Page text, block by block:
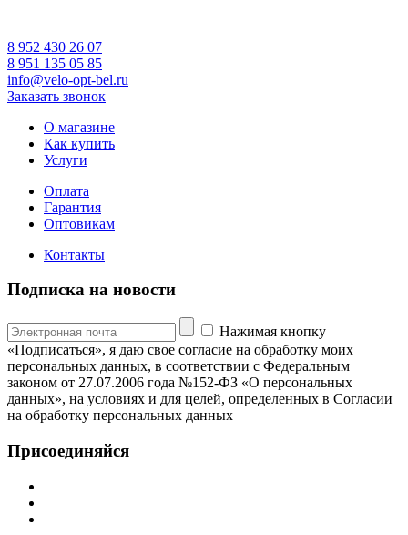
8 952 430 26 07
8 951 135 05 85
info@velo-opt-bel.ru
Заказать звонок
О магазине
Как купить
Услуги
Оплата
Гарантия
Оптовикам
Контакты
Подписка на новости
Нажимая кнопку
«Подписаться», я даю свое согласие на обработку моих
персональных данных, в соответствии с Федеральным
законом от 27.07.2006 года №152-ФЗ «О персональных
данных», на условиях и для целей, определенных в Согласии
на обработку персональных данных
Присоединяйся